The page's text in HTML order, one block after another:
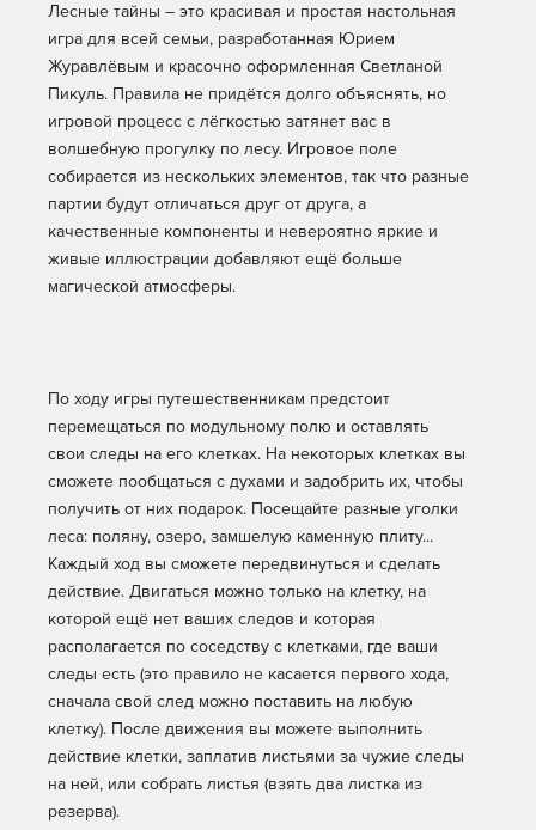
Лесные тайны – это красивая и простая настольная
игра для всей семьи, разработанная Юрием
Журавлёвым и красочно оформленная Светланой
Пикуль. Правила не придётся долго объяснять, но
игровой процесс с лёгкостью затянет вас в
волшебную прогулку по лесу. Игровое поле
собирается из нескольких элементов, так что разные
партии будут отличаться друг от друга, а
качественные компоненты и невероятно яркие и
живые иллюстрации добавляют ещё больше
магической атмосферы.
По ходу игры путешественникам предстоит
перемещаться по модульному полю и оставлять
свои следы на его клетках. На некоторых клетках вы
сможете пообщаться с духами и задобрить их, чтобы
получить от них подарок. Посещайте разные уголки
леса: поляну, озеро, замшелую каменную плиту...
Каждый ход вы сможете передвинуться и сделать
действие. Двигаться можно только на клетку, на
которой ещё нет ваших следов и которая
располагается по соседству с клетками, где ваши
следы есть (это правило не касается первого хода,
сначала свой след можно поставить на любую
клетку). После движения вы можете выполнить
действие клетки, заплатив листьями за чужие следы
на ней, или собрать листья (взять два листка из
резерва).